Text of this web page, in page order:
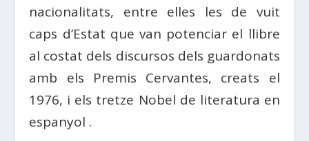
nacionalitats, entre elles les de vuit
caps d’Estat que van potenciar el llibre
al costat dels discursos dels guardonats
amb els Premis Cervantes, creats el
1976, i els tretze Nobel de literatura en
espanyol .